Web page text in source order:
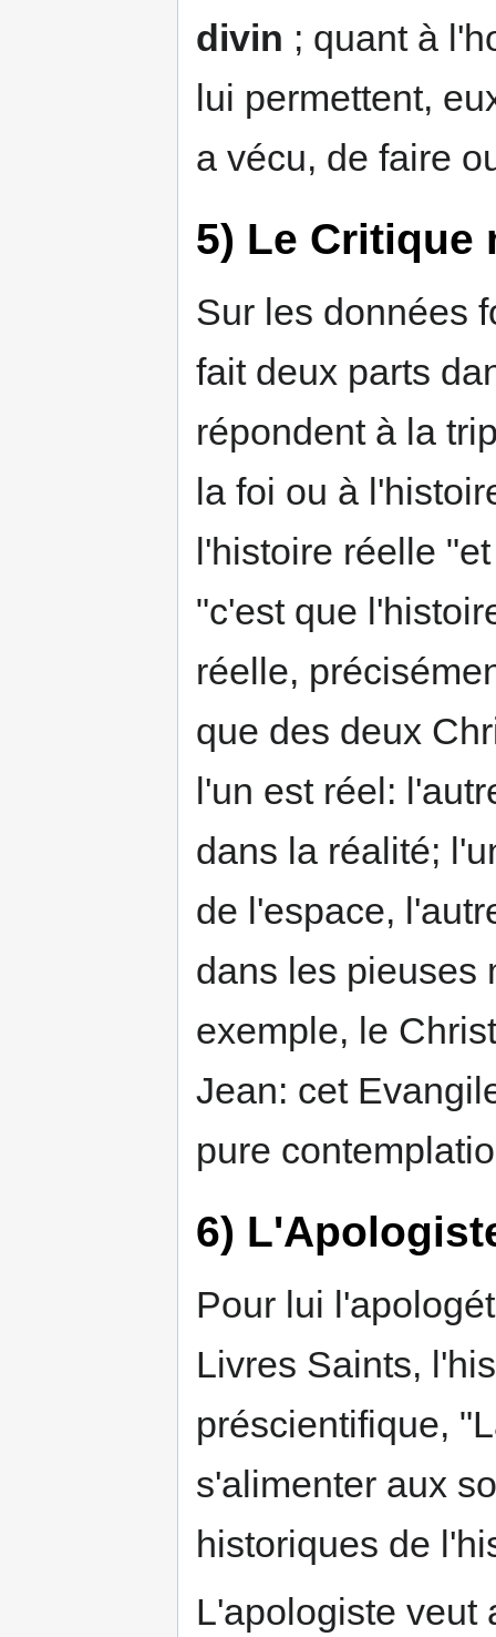
divin ; quant à
lui permettent,
a vécu, de faire
5) Le Critique
Sur les données
fait deux parts
répondent à la
la foi ou à
l'histoire réelle
"c'est que
réelle,
que des deux
l'un est réel:
dans la réalité;
de l'espace,
dans les pieuses
exemple, le
Jean: cet
pure
6)
Pour lui
Livres Saints,
préscientifique,
s'alimenter aux
historiques de
L'apologiste veut